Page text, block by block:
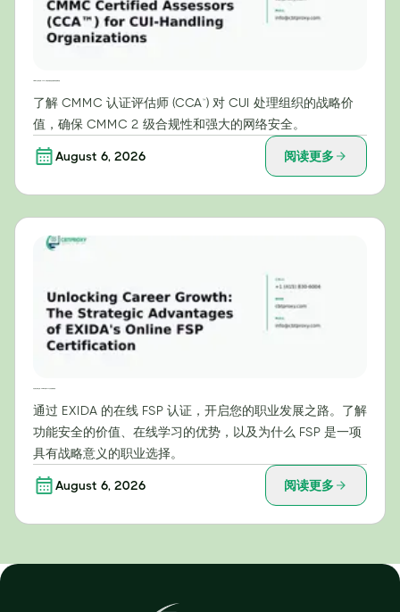
了解 CMMC 认证评估师 (CCA™) 对 CUI 处理组织的战略价
值，确保 CMMC 2 级合规性和强大的网络安全。
August 6, 2026 阅读更多
通过 EXIDA 的在线 FSP 认证，开启您的职业发展之路。了解
功能安全的价值、在线学习的优势，以及为什么 FSP 是一项
具有战略意义的职业选择。
August 6, 2026 阅读更多